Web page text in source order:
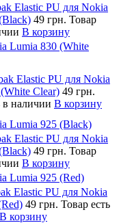
Elastic PU для Nokia
49 грн. Товар
В корзину
Lumia 830 (White
Elastic PU для Nokia
Clear) 49 грн.
в наличии В корзину
Lumia 925 (Black)
Elastic PU для Nokia
49 грн. Товар
В корзину
Lumia 925 (Red)
Elastic PU для Nokia
49 грн. Товар есть
В корзину